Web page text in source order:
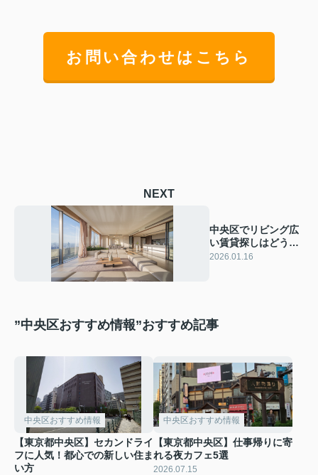
お問い合わせはこちら
NEXT
中央区でリビング広
い賃貸探しはどうす
る？不動産選びや開
2026.01.16
”中央区おすすめ情報”おすすめ記事
中央区おすすめ情報
【東京都中央区】セカンドライ
フに人気！都心での新しい住ま
い方
中央区おすすめ情報
【東京都中央区】仕事帰りに寄
れる夜カフェ5選
2026.07.15